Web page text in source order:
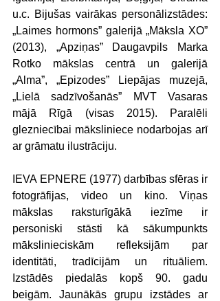
u.c. Bijušas vairākas personālizstādes:
„Laimes hormons” galerijā „Māksla XO”
(2013), „Apziņas” Daugavpils Marka
Rotko mākslas centrā un galerijā
„Alma”, „Epizodes” Liepājas muzejā,
„Lielā sadzīvošanās” MVT Vasaras
mājā Rīgā (visas 2015). Paralēli
glezniecībai māksliniece nodarbojas arī
ar grāmatu ilustrāciju.
IEVA EPNERE (1977) darbības sfēras ir
fotogrāfijas, video un kino. Viņas
mākslas raksturīgākā iezīme ir
personiski stāsti kā sākumpunkts
mākslinieciskām refleksijām par
identitāti, tradīcijām un rituāliem.
Izstādēs piedalās kopš 90. gadu
beigām. Jaunākās grupu izstādes ar